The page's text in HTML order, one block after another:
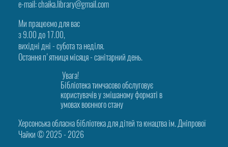
e-mail: chaika.library@gmail.com
Ми працюємо для вас
з 9.00 до 17.00,
вихідні дні - субота та неділя.
Остання п'ятниця місяця - санітарний день.
Увага!
Бібліотека тимчасово обслуговує
користувачів у змішаному форматі в
умовах воєнного стану
Херсонська обласна бібліотека для дітей та юнацтва ім. Дніпрової
Чайки © 2025 ‑ 2026